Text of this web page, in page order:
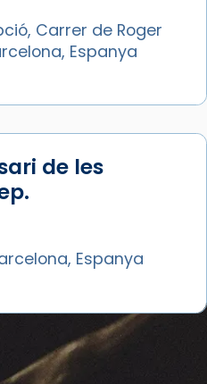
Carrer de Roger
Espanya
de les
Espanya